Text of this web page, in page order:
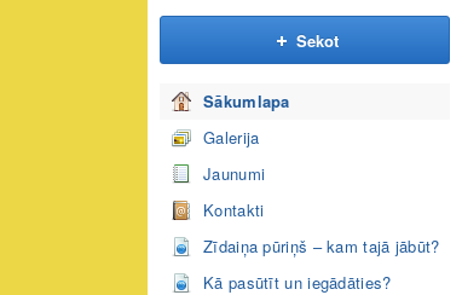
Sekot
Sākumlapa
Galerija
Jaunumi
Kontakti
Zīdaiņa pūriņš – kam tajā jābūt?
Kā pasūtīt un iegādāties?